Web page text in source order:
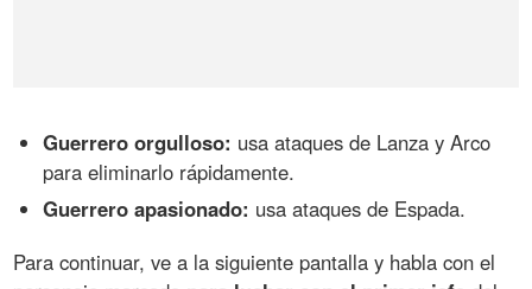
Guerrero orgulloso: usa ataques de Lanza y Arco
para eliminarlo rápidamente.
Guerrero apasionado: usa ataques de Espada.
Para continuar, ve a la siguiente pantalla y habla con el